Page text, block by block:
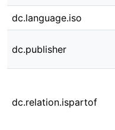
dc.language.iso
dc.publisher
dc.relation.ispartof